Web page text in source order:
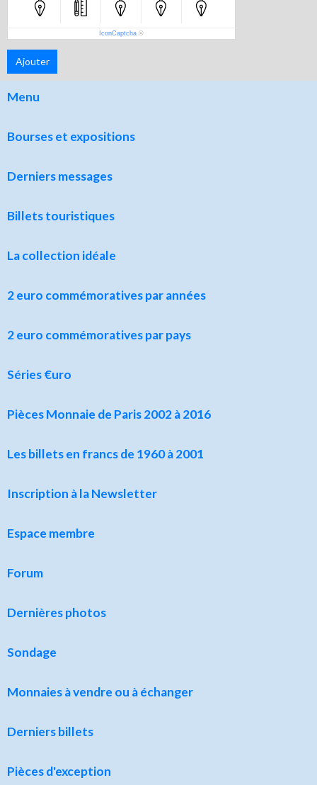
IconCaptcha ©
Ajouter
Menu
Bourses et expositions
Derniers messages
Billets touristiques
La collection idéale
2 euro commémoratives par années
2 euro commémoratives par pays
Séries €uro
Pièces Monnaie de Paris 2002 à 2016
Les billets en francs de 1960 à 2001
Inscription à la Newsletter
Espace membre
Forum
Dernières photos
Sondage
Monnaies à vendre ou à échanger
Derniers billets
Pièces d'exception